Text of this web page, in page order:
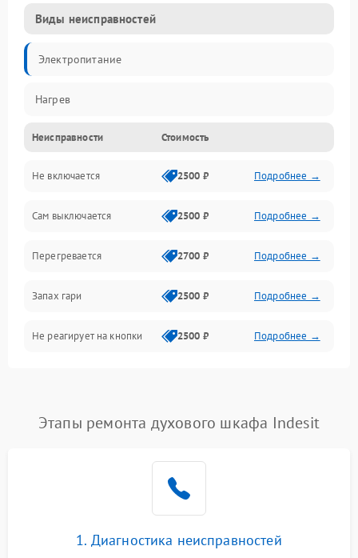
Виды неисправностей
Электропитание
Нагрев
Неисправности Стоимость
Не включается 2500 ₽ Подробнее →
Сам выключается 2500 ₽ Подробнее →
Перегревается 2700 ₽ Подробнее →
Запах гари 2500 ₽ Подробнее →
Не реагирует на кнопки 2500 ₽ Подробнее →
Этапы ремонта духового шкафа Indesit
1. Диагностика неисправностей